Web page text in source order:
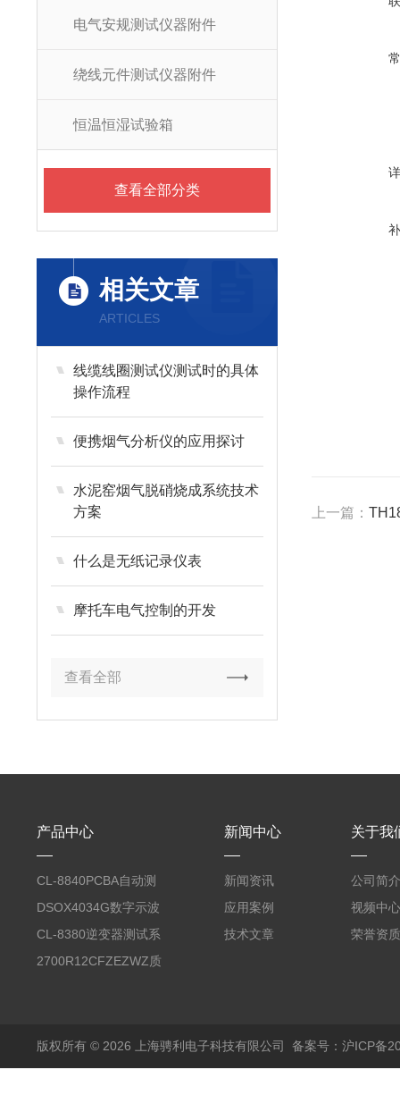
电气安规测试仪器附件
绕线元件测试仪器附件
恒温恒湿试验箱
查看全部分类
相关文章
ARTICLES
线缆线圈测试仪测试时的具体
操作流程
便携烟气分析仪的应用探讨
水泥窑烟气脱硝烧成系统技术
方案
什么是无纸记录仪表
摩托车电气控制的开发
查看全部
上一篇：
产品中心
CL-8840PCBA自动测
试台系统
DSOX4034G数字示波
器
CL-8380逆变器测试系
统台
2700R12CFZEZWZ质
新闻中心
新闻资讯
应用案例
技术文章
关于我
公司简介
视频中心
荣誉资质
版权所有 © 2026 上海骋利电子科技有限公司 备案号：沪ICP备